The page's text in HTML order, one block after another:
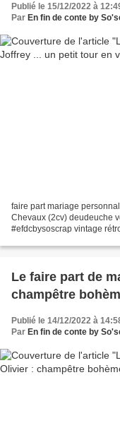
Publié le 15/12/2022 à
Par En fin de conte by
faire part mariage
Chevaux (2cv) deudeuche
#efdcbysoscrap vintage
Le faire part de
champêtre
Publié le 14/12/2022 à
Par En fin de conte by